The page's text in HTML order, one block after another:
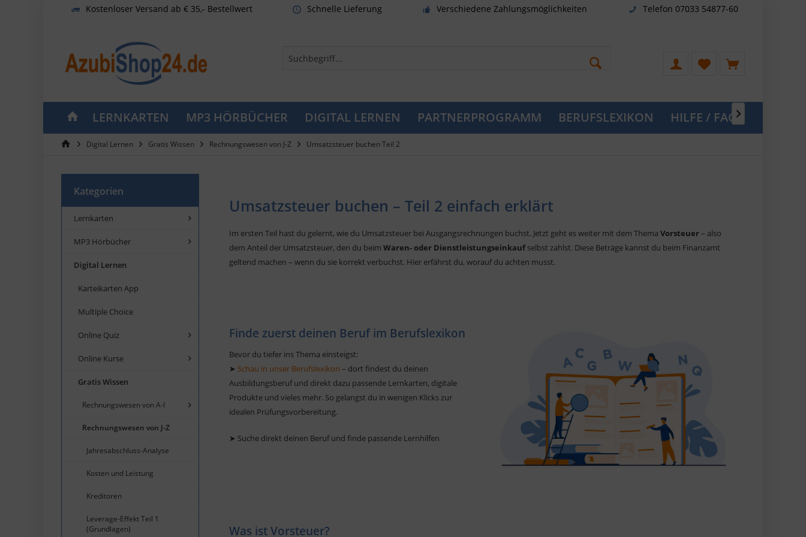
Kostenloser Versand ab € 35,- Bestellwert Schnelle Lieferung Verschiedene Zahlungsmöglichkeiten Telefon 07033 54877-60
LERNKARTEN MP3 HÖRBÜCHER DIGITAL LERNEN PARTNERPROGRAMM BERUFSLEXIKON HILFE / FAQ
Digital Lernen Gratis Wissen Rechnungswesen von J-Z Umsatzsteuer buchen Teil 2
Kategorien
Lernkarten
MP3 Hörbücher
Digital Lernen
Karteikarten App
Multiple Choice
Online Quiz
Online Kurse
Gratis Wissen
Rechnungswesen von A-I
Rechnungswesen von J-Z
Jahresabschluss-Analyse
Kosten und Leistung
Kreditoren
Leverage-Effekt Teil 1
(Grundlagen)
Umsatzsteuer buchen – Teil 2 einfach erklärt
Im ersten Teil hast du gelernt, wie du Umsatzsteuer bei Ausgangsrechnungen buchst. Jetzt geht es weiter mit dem Thema Vorsteuer– also
dem Anteil der Umsatzsteuer, den du beim Waren- oder Dienstleistungseinkaufselbst zahlst. Diese Beträge kannst du beim Finanzamt
geltend machen – wenn du sie korrekt verbuchst. Hier erfährst du, worauf du achten musst.
Finde zuerst deinen Beruf im Berufslexikon
Bevor du tiefer ins Thema einsteigst:
➤ Schau in unser Berufslexikon – dort findest du deinen
Ausbildungsberuf und direkt dazu passende Lernkarten, digitale
Produkte und vieles mehr. So gelangst du in wenigen Klicks zur
idealen Prüfungsvorbereitung.
➤ Suche direkt deinen Beruf und finde passende Lernhilfen
Was ist Vorsteuer?